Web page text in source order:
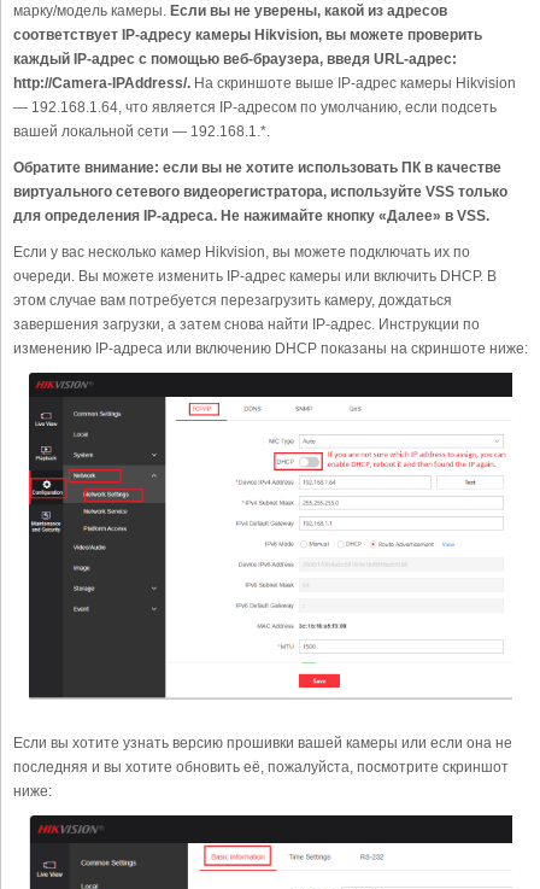
марку/модель камеры. Если вы не уверены, какой из адресов
соответствует IP-адресу камеры Hikvision, вы можете проверить
каждый IP-адрес с помощью веб-браузера, введя URL-адрес:
http://Camera-IPAddress/. На скриншоте выше IP-адрес камеры Hikvision
— 192.168.1.64, что является IP-адресом по умолчанию, если подсеть
вашей локальной сети — 192.168.1.*.
Обратите внимание: если вы не хотите использовать ПК в качестве
виртуального сетевого видеорегистратора, используйте VSS только
для определения IP-адреса. Не нажимайте кнопку «Далее» в VSS.
Если у вас несколько камер Hikvision, вы можете подключать их по
очереди. Вы можете изменить IP-адрес камеры или включить DHCP. В
этом случае вам потребуется перезагрузить камеру, дождаться
завершения загрузки, а затем снова найти IP-адрес. Инструкции по
изменению IP-адреса или включению DHCP показаны на скриншоте ниже:
Если вы хотите узнать версию прошивки вашей камеры или если она не
последняя и вы хотите обновить её, пожалуйста, посмотрите скриншот
ниже: